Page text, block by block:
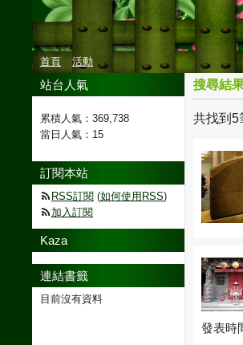
首頁 活動
搜尋結
共找到5
發表時
站台人氣
累積人氣： 369,738
當日人氣： 15
訂閱本站
RSS訂閱 (如何使用RSS)
加入訂閱
Kaza
連結書籤
目前沒有資料